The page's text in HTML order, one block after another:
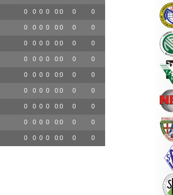
0 0 0 0 0:0 0 0
0 0 0 0 0:0 0 0
0 0 0 0 0:0 0 0
0 0 0 0 0:0 0 0
0 0 0 0 0:0 0 0
0 0 0 0 0:0 0 0
0 0 0 0 0:0 0 0
0 0 0 0 0:0 0 0
0 0 0 0 0:0 0 0